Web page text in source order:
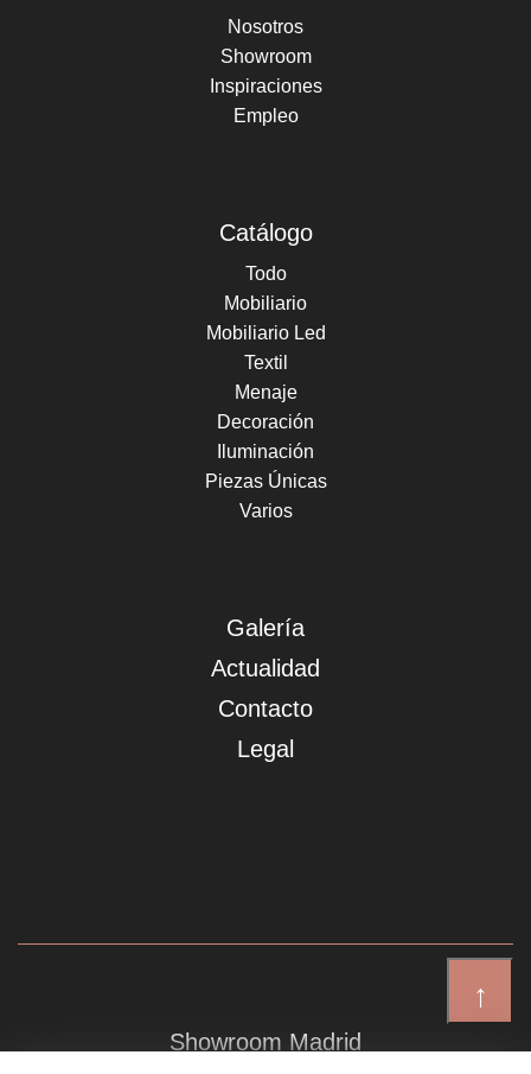
↑
Nosotros
Showroom
Inspiraciones
Empleo
Catálogo
Todo
Mobiliario
Mobiliario Led
Textil
Menaje
Decoración
Iluminación
Piezas Únicas
Varios
Galería
Actualidad
Contacto
Legal
Showroom Madrid